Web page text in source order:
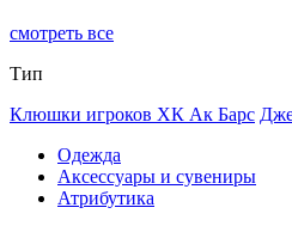
смотреть все
Тип
Клюшки игроков ХК Ак Барс
Одежда
Аксессуары и сувениры
Атрибутика